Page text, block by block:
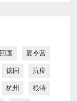
回国 夏令营
德国 抗疫
杭州 根特